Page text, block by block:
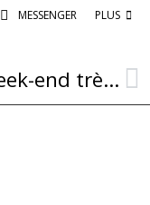
MESSENGER PLUS
Un week-end très animé à Combret !